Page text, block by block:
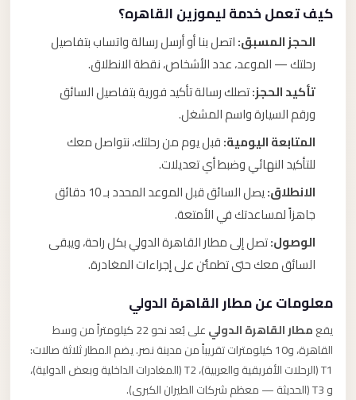
كيف تعمل خدمة ليموزين القاهره؟
الحجز المسبق:اتصل بنا أو أرسل رسالة واتساب بتفاصيل
رحلتك — الموعد، عدد الأشخاص، نقطة الانطلاق.
تأكيد الحجز:تصلك رسالة تأكيد فورية بتفاصيل السائق
ورقم السيارة واسم المشغل.
المتابعة اليومية:قبل يوم من رحلتك، نتواصل معك
للتأكيد النهائي وضبط أي تعديلات.
الانطلاق:
يصل السائق قبل الموعد المحدد بـ 10 دقائق
جاهزاً لمساعدتك في الأمتعة.
الوصول:تصل إلى مطار القاهرة الدولي بكل راحة، ويبقى
السائق معك حتى تطمئن على إجراءات المغادرة.
معلومات عن مطار القاهرة الدولي
يقعمطار القاهرة الدولي
على بُعد نحو 22 كيلومتراً من وسط
القاهرة، و10 كيلومترات تقريباً من مدينة نصر. يضم المطار ثلاثة صالات:
T1 (الرحلات الأفريقية والعربية)، T2 (المغادرات الداخلية وبعض الدولية)،